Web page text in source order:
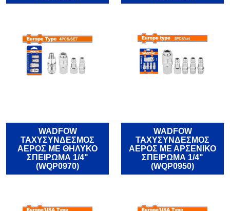
WADFOW
ΤΑΧΥΣΥΝΔΕΣΜΟΣ
ΑΕΡΟΣ ΜΕ ΘΗΛΥΚΟ
ΣΠΕΙΡΩΜΑ 1/4"
(WQP0970)
WADFOW
ΤΑΧΥΣΥΝΔΕΣΜΟΣ
ΑΕΡΟΣ ΜΕ ΑΡΣΕΝΙΚΟ
ΣΠΕΙΡΩΜΑ 1/4"
(WQP0950)